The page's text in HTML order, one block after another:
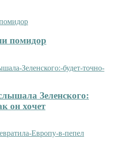
помидор
Зеленского:
он хочет